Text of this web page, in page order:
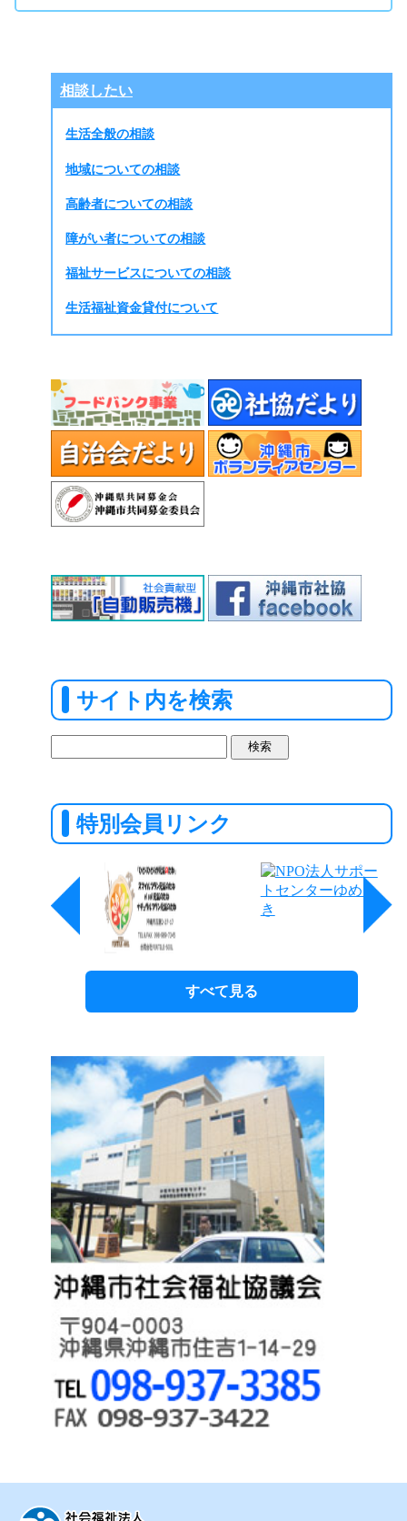
相談したい
生活全般の相談
地域についての相談
高齢者についての相談
障がい者についての相談
福祉サービスについての相談
生活福祉資金貸付について
サイト内を検索
索:
特別会員リンク
すべて見る